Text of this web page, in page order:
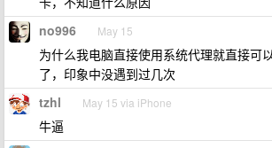
no996 May 15
为什么我电脑直接使用系统代理就直接可
了，印象中没遇到过几次
tzhl May 15 via iPhone
牛逼